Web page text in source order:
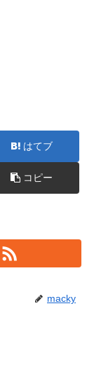
はてブ
コピー
macky